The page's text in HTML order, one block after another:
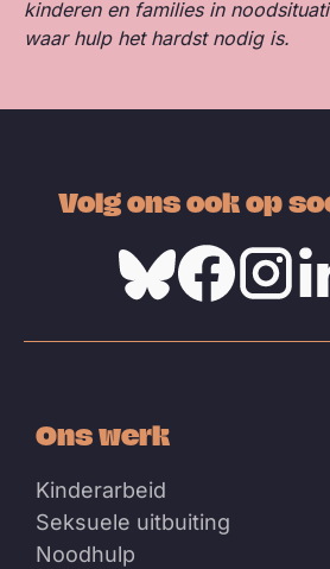
kinderen en families in
waar hulp het hardst nodig is.
Volg ons ook op
Ons werk
Kinderarbeid
Seksuele uitbuiting
Noodhulp